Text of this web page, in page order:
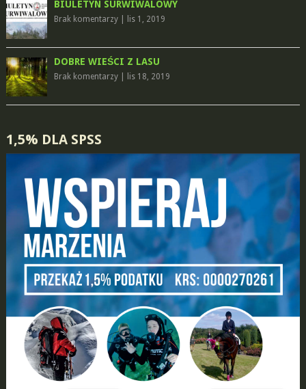
BIULETYN SURWIWALOWY
Brak komentarzy| lis 1, 2019
DOBRE WIEŚCI Z LASU
Brak komentarzy| lis 18, 2019
1,5% DLA SPSS